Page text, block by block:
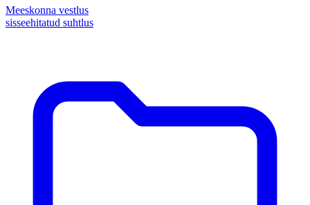
Meeskonna vestlus
sisseehitatud suhtlus